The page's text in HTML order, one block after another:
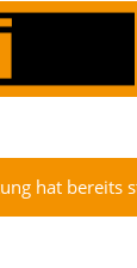
hat bereits